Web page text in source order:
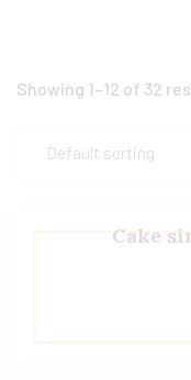
Showing 1–12 of 32
Cake